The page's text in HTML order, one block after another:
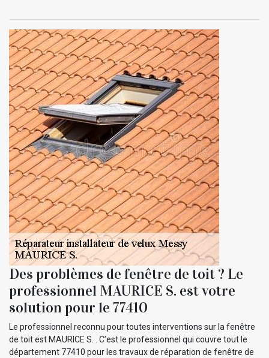
Des problèmes de fenêtre de toit ? Le
professionnel MAURICE S. est votre
solution pour le 77410
Le professionnel reconnu pour toutes interventions sur la fenêtre
de toit est MAURICE S. . C’est le professionnel qui couvre tout le
département 77410 pour les travaux de réparation de fenêtre de